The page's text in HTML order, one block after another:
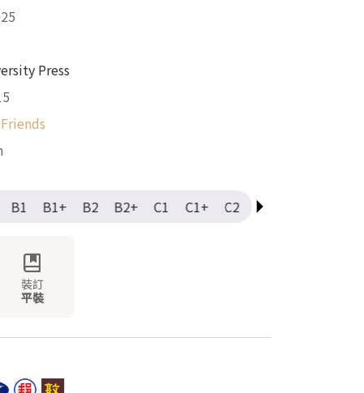
Press
B1 B1+ B2 B2+ C1 C1+ C2 Elementary
裝訂
平裝